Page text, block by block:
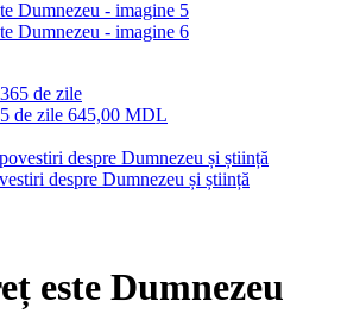
de zile 645,00 MDL
despre Dumnezeu și știință
este Dumnezeu